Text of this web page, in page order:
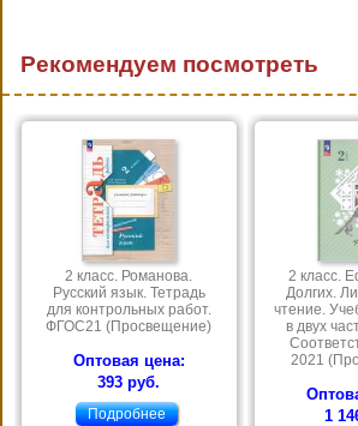
Рекомендуем посмотреть
2 класс. Романова.
Русский язык. Тетрадь
для контрольных работ.
ФГОС21 (Просвещение)
Оптовая цена:
393 руб.
Подробнее
2 класс.
Долгих.
чтение.
в двух
2021
1